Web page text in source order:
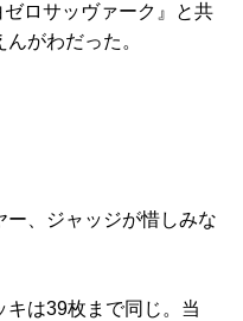
ロサッヴァーク』と共
がわだった。
、ジャッジが惜しみな
は39枚まで同じ。当